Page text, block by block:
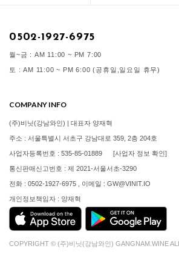
0502-1927-6975
월~금 : AM 11:00 ~ PM 7:00
토 : AM 11:00 ~ PM 6:00 (공휴일,일요일 휴무)
COMPANY INFO
(주)비닛(강남와인) | 대표자 양재혁
주소 : 서울특별시 서초구 강남대로 359, 2층 204호
사업자등록번호 : 535-85-01889 [사업자 정보 확인]
통신판매신고번호 : 제 2021-서울서초-3290
전화 : 0502-1927-6975 , 이메일 : GW@VINIT.IO
개인정보책임자 : 양재혁
COPYRIGHT © (주)비닛(강남와인) GANGNAM.WINE